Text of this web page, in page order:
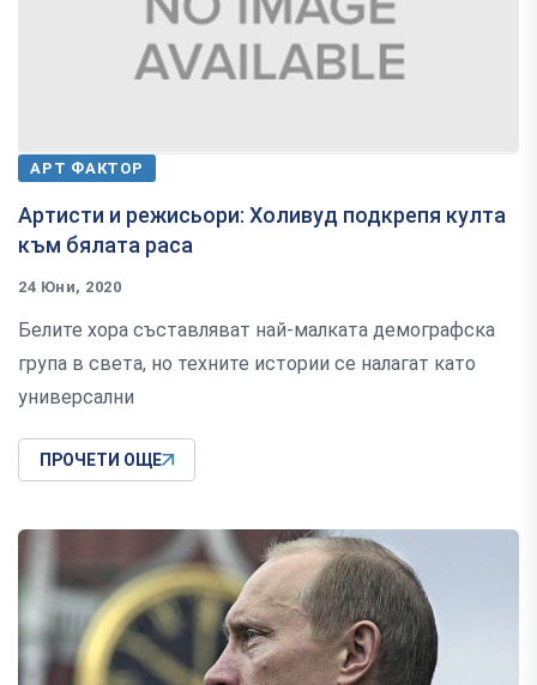
АРТ ФАКТОР
Артисти и режисьори: Холивуд подкрепя култа
към бялата раса
24 Юни, 2020
Белите хора съставляват най-малката демографска
група в света, но техните истории се налагат като
универсални
ПРОЧЕТИ ОЩЕ